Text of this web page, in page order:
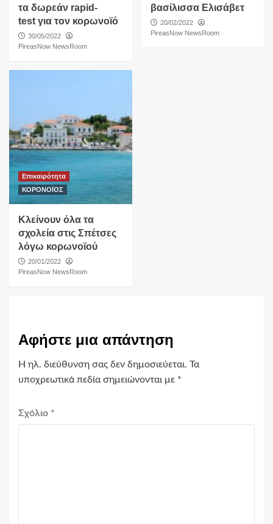
τα δωρεάν rapid-
test για τον κορωνοϊό
30/05/2022
PireasNow NewsRoom
βασίλισσα Ελισάβετ
20/02/2022
PireasNow NewsRoom
Επικαιρότητα
ΚΟΡΟΝΟΪΟΣ
Κλείνουν όλα τα
σχολεία στις Σπέτσες
λόγω κορωνοϊού
20/01/2022
PireasNow NewsRoom
Αφήστε μια απάντηση
Η ηλ. διεύθυνση σας δεν δημοσιεύεται. Τα
υποχρεωτικά πεδία σημειώνονται με *
Σχόλιο *